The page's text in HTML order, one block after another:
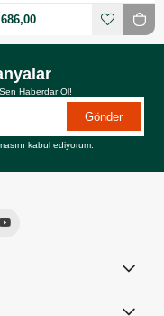
Haberdar Ol!
Gönder
kabul ediyorum.